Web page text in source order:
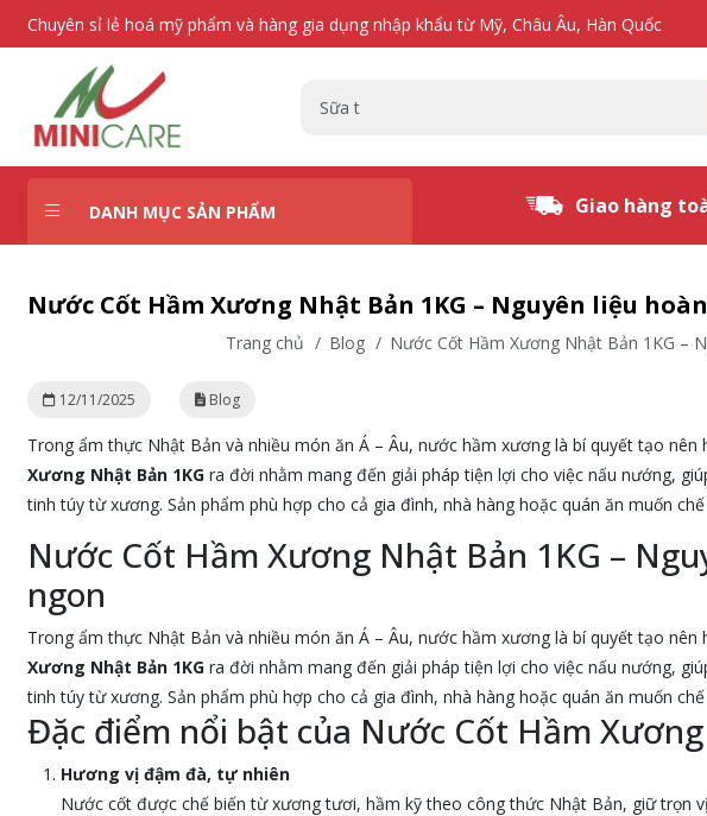
Chuyên sỉ lẻ hoá mỹ phẩm và hàng gia dụng nhập khẩu từ Mỹ, Châu Âu, Hàn Quốc
DANH MỤC SẢN PHẨM Giao hàng
Nước Cốt Hầm Xương Nhật Bản 1KG – Nguyên liệu
Trang chủ / Blog / Nước Cốt Hầm Xương Nhật Bản 1KG –
12/11/2025 Blog
Trong ẩm thực Nhật Bản và nhiều món ăn Á – Âu, nước hầm xương là bí quyết tạo
Xương Nhật Bản 1KGra đời nhằm mang đến giải pháp tiện lợi cho việc nấu nướng,
tinh túy từ xương. Sản phẩm phù hợp cho cả gia đình, nhà hàng hoặc quán ăn muốn
Nước Cốt Hầm Xương Nhật Bản 1KG –
ngon
Trong ẩm thực Nhật Bản và nhiều món ăn Á – Âu, nước hầm xương là bí quyết tạo
Xương Nhật Bản 1KGra đời nhằm mang đến giải pháp tiện lợi cho việc nấu nướng,
tinh túy từ xương. Sản phẩm phù hợp cho cả gia đình, nhà hàng hoặc quán ăn muốn
Đặc điểm nổi bật của Nước Cốt Hầm
Hương vị đậm đà, tự nhiên
Nước cốt được chế biến từ xương tươi, hầm kỹ theo công thức Nhật Bản, giữ trọn